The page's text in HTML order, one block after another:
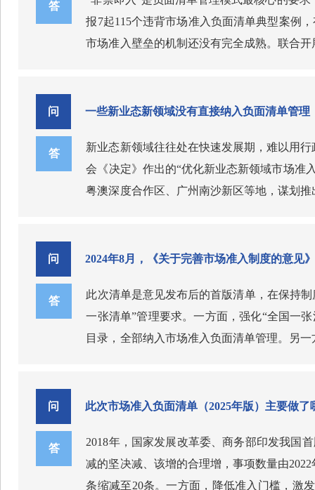
答
报7起115个违背市场准入负面清单典型案例
市场准入壁垒的机制还没有完全成熟。联合
问 一些新业态新领域没有直接纳入负面清单管
答
新业态新领域往往处在快速发展期，难以用
会《决定》作出的“优化新业态新领域市场准
粤澳深度合作区、广州南沙新区等地，谋划
制定和推出新的放宽市场准入特别措施。将
问 2024年8月，《关于完善市场准入制度的意见
答
此次清单是意见发布后的首版清单，在保持
一张清单”管理要求。一方面，强化“全国一
目录，全部纳入市场准入负面清单管理。另
备案管理的事项，不得以备案名义变相设立
有关规定；境外服务提供者以跨境形式向中
规范化便利化要求。统筹衔接“证”“照”管理
问 此次市场准入负面清单（2025年版）主要做了
答
2018年，国家发展改革委、商务部印发我国
减的坚决减、该增的合理增，事项数量由
条缩减至20条。一方面，降低准入门槛，激